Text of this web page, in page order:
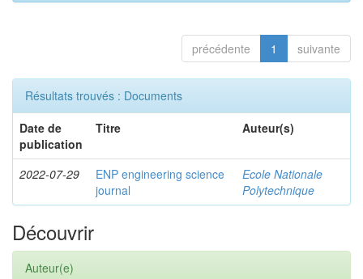
précédente 1 suivante
Résultats trouvés : Documents
Date de
publication
Titre Auteur(s)
2022-07-29
ENP engineering science
journal
Ecole Nationale
Polytechnique
Découvrir
Auteur(e)